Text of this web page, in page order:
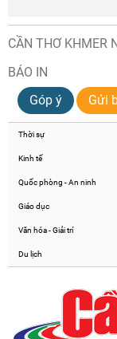
CẦN THƠ KHMER
BÁO IN
Góp ý
Gửi
Thời sự
Kinh tế
Quốc phòng - An ninh
Giáo dục
Văn hóa - Giải trí
Du lịch